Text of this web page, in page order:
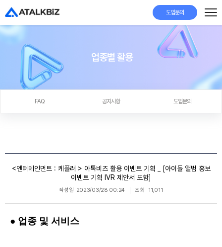
도입문의
업종별 활용
FAQ 공지사항 도입문의
<엔터테인먼트 : 케플러 > 아톡비즈 활용 이벤트 기획 _ [아이돌 앨범 홍보
이벤트 기획 IVR 제안서 포함]
작성일 2023/03/28 00:24 조회 11,011
● 업종 및 서비스